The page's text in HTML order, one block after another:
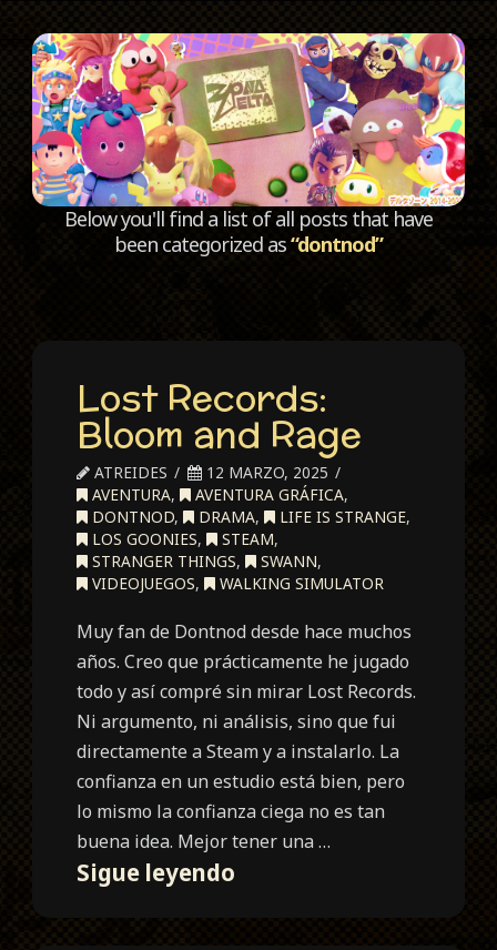
Below you'll find a list of all posts that have
been categorized as“dontnod”
Lost Records:
Bloom and Rage
ATREIDES
12 MARZO, 2025
AVENTURA, AVENTURA GRÁFICA,
DONTNOD, DRAMA, LIFE IS STRANGE,
LOS GOONIES, STEAM,
STRANGER THINGS, SWANN,
VIDEOJUEGOS, WALKING SIMULATOR
Muy fan de Dontnod desde hace muchos
años. Creo que prácticamente he jugado
todo y así compré sin mirar Lost Records.
Ni argumento, ni análisis, sino que fui
directamente a Steam y a instalarlo. La
confianza en un estudio está bien, pero
lo mismo la confianza ciega no es tan
buena idea. Mejor tener una …
Sigue leyendo
Bloom